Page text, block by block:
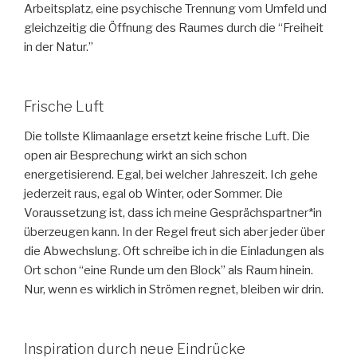
Arbeitsplatz, eine psychische Trennung vom Umfeld und
gleichzeitig die Öffnung des Raumes durch die “Freiheit
in der Natur.”
Frische Luft
Die tollste Klimaanlage ersetzt keine frische Luft. Die
open air Besprechung wirkt an sich schon
energetisierend. Egal, bei welcher Jahreszeit. Ich gehe
jederzeit raus, egal ob Winter, oder Sommer. Die
Voraussetzung ist, dass ich meine Gesprächspartner*in
überzeugen kann. In der Regel freut sich aber jeder über
die Abwechslung. Oft schreibe ich in die Einladungen als
Ort schon “eine Runde um den Block” als Raum hinein.
Nur, wenn es wirklich in Strömen regnet, bleiben wir drin.
Inspiration durch neue Eindrücke